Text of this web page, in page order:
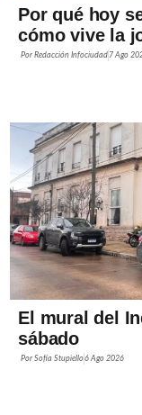
Por qué hoy
cómo vive la
PorRedacción Infociudad 7 Ago
El mural del
sábado
PorSofía Stupiello6 Ago 2026